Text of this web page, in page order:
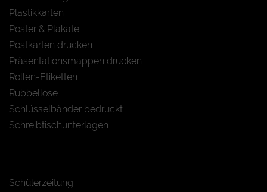
Plastikkarten
Poster & Plakate
Postkarten drucken
Präsentationsmappen drucken
Rollen-Etiketten
Rubbellose
Schlüsselbänder bedruckt
Schreibtischunterlagen
Schülerzeitung